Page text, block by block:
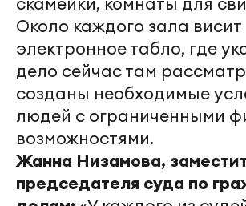
Около каждого зала висит
электронное табло, где
дело сейчас там
созданы необходимые
людей с ограниченными
возможностями.
Жанна Низамова,
председателя суда по